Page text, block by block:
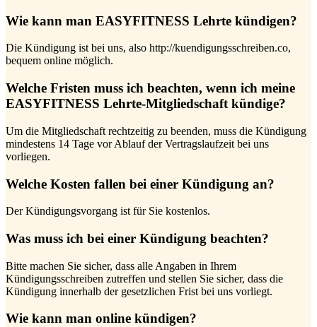
Wie kann man EASYFITNESS Lehrte kündigen?
Die Kündigung ist bei uns, also http://kuendigungsschreiben.co,
bequem online möglich.
Welche Fristen muss ich beachten, wenn ich meine
EASYFITNESS Lehrte-Mitgliedschaft kündige?
Um die Mitgliedschaft rechtzeitig zu beenden, muss die Kündigung
mindestens 14 Tage vor Ablauf der Vertragslaufzeit bei uns
vorliegen.
Welche Kosten fallen bei einer Kündigung an?
Der Kündigungsvorgang ist für Sie kostenlos.
Was muss ich bei einer Kündigung beachten?
Bitte machen Sie sicher, dass alle Angaben in Ihrem
Kündigungsschreiben zutreffen und stellen Sie sicher, dass die
Kündigung innerhalb der gesetzlichen Frist bei uns vorliegt.
Wie kann man online kündigen?